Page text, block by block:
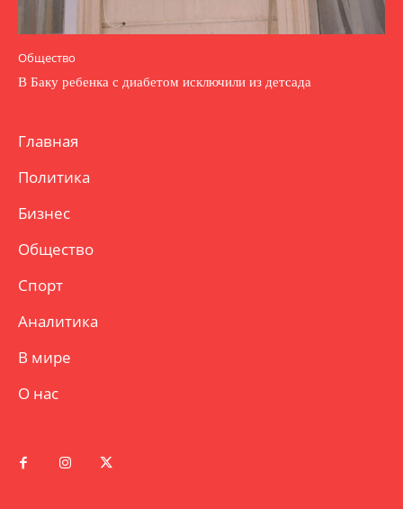
Общество
В Баку ребенка с диабетом исключили из детсада
Главная
Политика
Бизнес
Общество
Спорт
Аналитика
В мире
О нас